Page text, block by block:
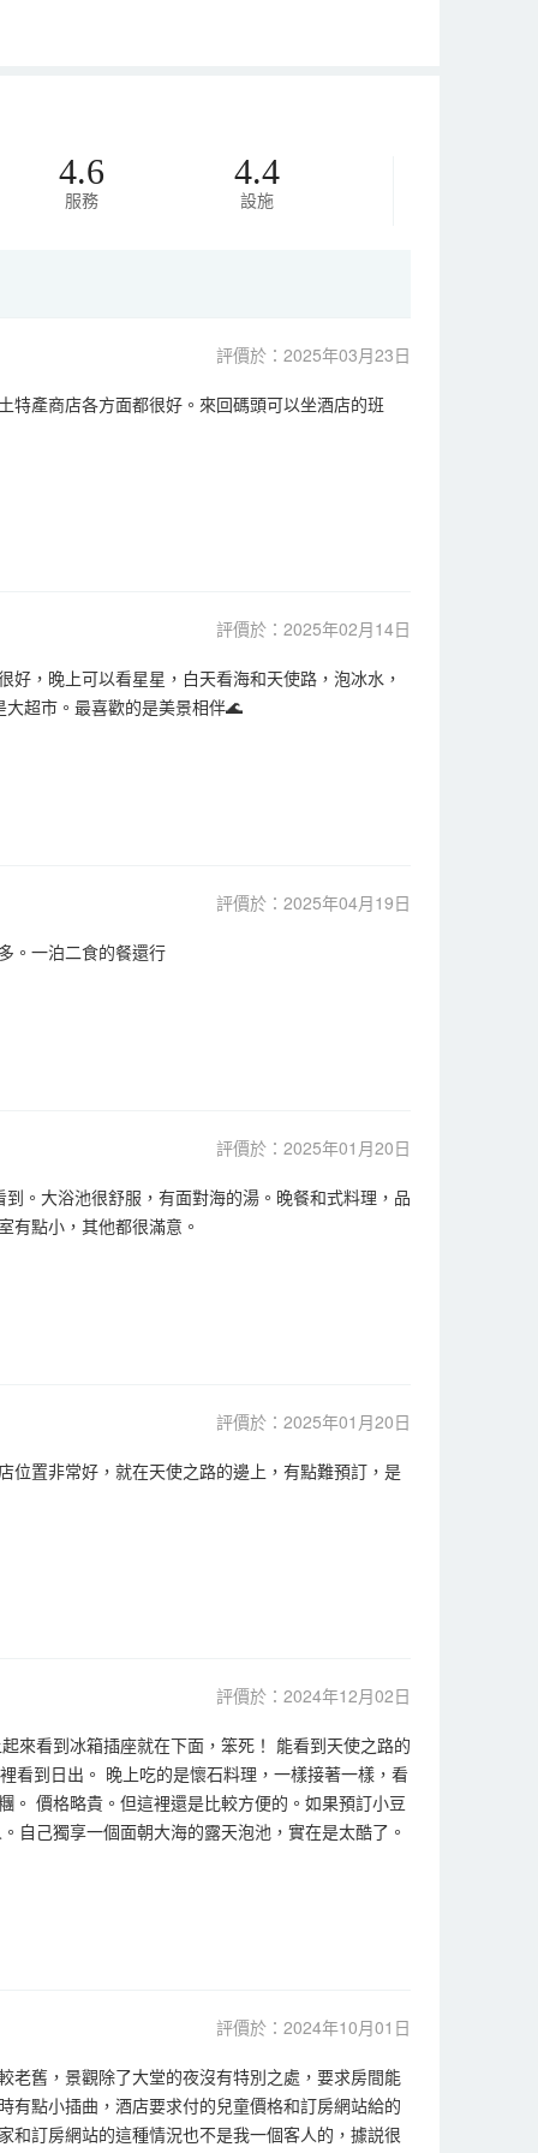
4.6
服務
4.4
設施
評價於：2025年03月23日
特產商店各方面都很好。來回碼頭可以坐酒店的班
評價於：2025年02月14日
，晚上可以看星星，白天看海和天使路，泡冰水，
超市。最喜歡的是美景相伴🌊
評價於：2025年04月19日
。一泊二食的餐還行
評價於：2025年01月20日
。大浴池很舒服，有面對海的湯。晚餐和式料理，品
有點小，其他都很滿意。
評價於：2025年01月20日
位置非常好，就在天使之路的邊上，有點難預訂，是
評價於：2024年12月02日
來看到冰箱插座就在下面，笨死！ 能看到天使之路的
看到日出。 晚上吃的是懷石料理，一樣接著一樣，看
。 價格略貴。但這裡還是比較方便的。如果預訂小豆
自己獨享一個面朝大海的露天泡池，實在是太酷了。
評價於：2024年10月01日
老舊，景觀除了大堂的夜沒有特別之處，要求房間能
有點小插曲，酒店要求付的兒童價格和訂房網站給的
和訂房網站的這種情況也不是我一個客人的，據説很